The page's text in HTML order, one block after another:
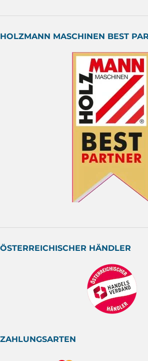
HOLZMANN MASCHINEN BEST
ÖSTERREICHISCHER HÄNDLER
ZAHLUNGSARTEN